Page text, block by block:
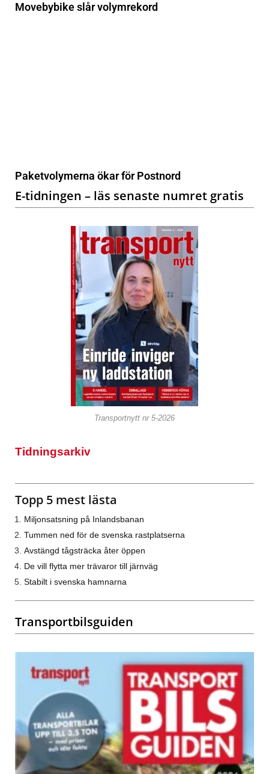
Movebybike slår volymrekord
Paketvolymerna ökar för Postnord
E-tidningen – läs senaste numret gratis
Transportnytt nr 5-2026
Tidningsarkiv
Topp 5 mest lästa
Miljonsatsning på Inlandsbanan
Tummen ned för de svenska rastplatserna
Avstängd tågsträcka åter öppen
De vill flytta mer trävaror till järnväg
Stabilt i svenska hamnarna
Transportbilsguiden